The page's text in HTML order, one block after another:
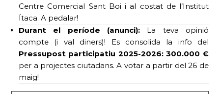
Centre Comercial Sant Boi i al costat de l’Institut
Ítaca. A pedalar!
Durant el període (anunci): La teva opinió
compte (i val diners)! Es consolida la info del
Pressupost participatiu 2025-2026: 300.000 €
per a projectes ciutadans. A votar a partir del 26 de
maig!